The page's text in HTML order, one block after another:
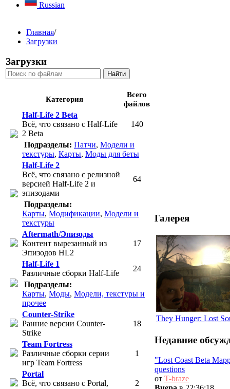
Russian
Главная/
Загрузки
Загрузки
Категория
Всего
файлов
Half-Life 2 Beta
Всё, что связано с Half-Life
2 Beta
140
Подразделы: Патчи, Модели и
текстуры, Карты, Моды для беты
Half-Life 2
Всё, что связано с релизной
версией Half-Life 2 и
эпизодами
64
Подразделы:
Карты, Модификации, Модели и
текстуры
Aftermath/Эпизоды
Контент вырезанный из
Эпизодов HL2
17
Half-Life 1
Различные сборки Half-Life
24
Подразделы:
Карты, Моды, Модели, текстуры и
прочее
Counter-Strike
Ранние версии Counter-
Strike
18
Team Fortress
Различные сборки серии
игр Team Fortress
1
Portal
Всё, что связано с Portal,
2
Галерея
They Hunger: Lost
Недавние
"Lost Coast Beta
questions
от T-braze